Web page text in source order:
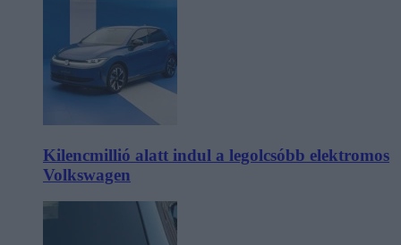
Kilencmillió alatt indul a legolcsóbb elektromos
Volkswagen